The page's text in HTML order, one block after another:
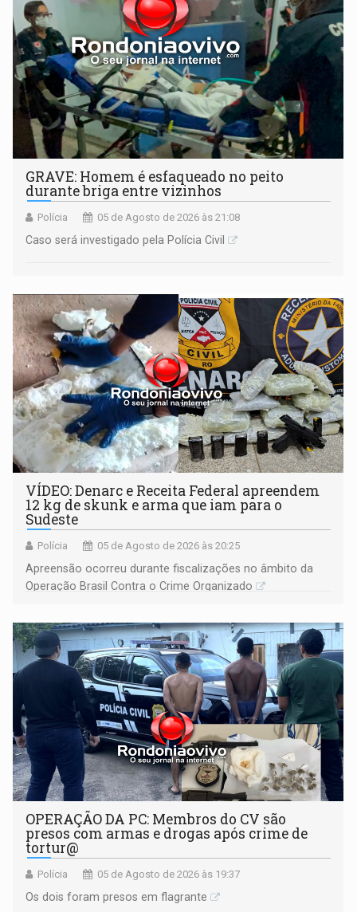
GRAVE: Homem é esfaqueado no peito
durante briga entre vizinhos
Polícia 05 de Agosto de 2026 às 21:08
Caso será investigado pela Polícia Civil
VÍDEO: Denarc e Receita Federal apreendem
12 kg de skunk e arma que iam para o
Sudeste
Polícia 05 de Agosto de 2026 às 20:25
Apreensão ocorreu durante fiscalizações no âmbito da
Operação Brasil Contra o Crime Organizado
OPERAÇÃO DA PC: Membros do CV são
presos com armas e drogas após crime de
tortur@
Polícia 05 de Agosto de 2026 às 19:37
Os dois foram presos em flagrante